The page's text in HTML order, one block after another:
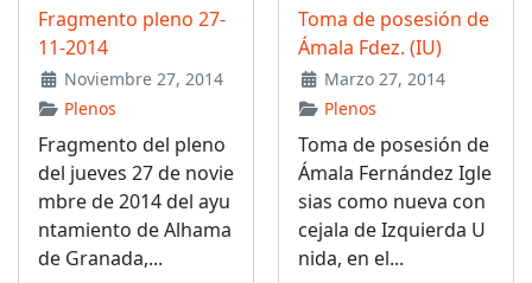
Fragmento pleno 27-
11-2014
Noviembre 27, 2014
Plenos
Fragmento del pleno
del jueves 27 de novie
mbre de 2014 del ayu
ntamiento de Alhama
de Granada,...
Toma de posesión de
Ámala Fdez. (IU)
Marzo 27, 2014
Plenos
Toma de posesión de
Ámala Fernández Igle
sias como nueva con
cejala de Izquierda U
nida, en el...